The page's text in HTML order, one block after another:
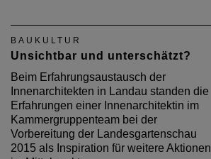
BAUKULTUR
Unsichtbar und unterschätzt?
Beim Erfahrungsaustausch der
Innenarchitekten in Landau standen die
Erfahrungen einer Innenarchitektin im
Kammergruppenteam bei der
Vorbereitung der Landesgartenschau
2015 als Inspiration für weitere Aktionen